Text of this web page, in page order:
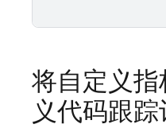
将自定义
义代码跟